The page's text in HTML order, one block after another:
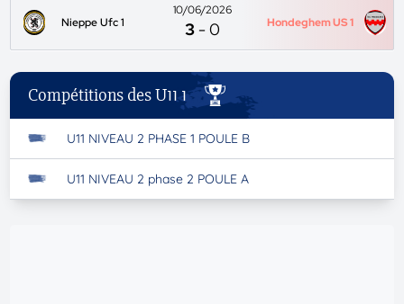
Nieppe Ufc 1
10/06/2026
3 -0 Hondeghem US 1
Compétitions des U11 1
U11 NIVEAU 2 PHASE 1 POULE B
U11 NIVEAU 2 phase 2 POULE A